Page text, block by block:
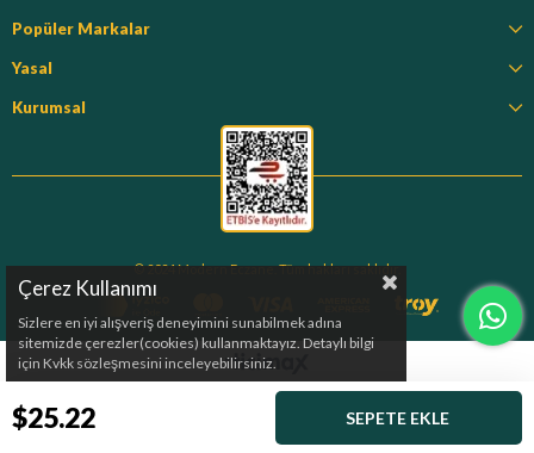
Popüler Markalar
Yasal
Kurumsal
© 2024 Modern Eczane. Tüm hakları saklıdır.
Çerez Kullanımı
Sizlere en iyi alışveriş deneyimini sunabilmek adına
sitemizde çerezler(cookies) kullanmaktayız. Detaylı bilgi
için Kvkk sözleşmesini inceleyebilirsiniz.
$25.22